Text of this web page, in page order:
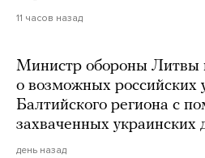
11 часов назад
Министр обороны Литвы
о возможных российских
Балтийского региона с
захваченных украинских
день назад